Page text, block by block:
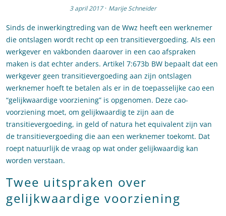
3 april 2017 · Marije Schneider
Sinds de inwerkingtreding van de Wwz heeft een werknemer
die ontslagen wordt recht op een transitievergoeding. Als een
werkgever en vakbonden daarover in een cao afspraken
maken is dat echter anders. Artikel 7:673b BW bepaalt dat een
werkgever geen transitievergoeding aan zijn ontslagen
werknemer hoeft te betalen als er in de toepasselijke cao een
“gelijkwaardige voorziening” is opgenomen. Deze cao-
voorziening moet, om gelijkwaardig te zijn aan de
transitievergoeding, in geld of natura het equivalent zijn van
de transitievergoeding die aan een werknemer toekomt. Dat
roept natuurlijk de vraag op wat onder gelijkwaardig kan
worden verstaan.
Twee uitspraken over
gelijkwaardige voorziening